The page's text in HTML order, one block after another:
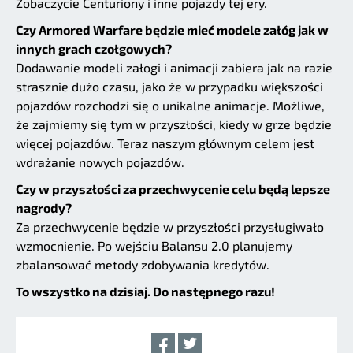
Czy Armored Warfare będzie mieć modele załóg jak w
innych grach czołgowych?
Dodawanie modeli załogi i animacji zabiera jak na razie
strasznie dużo czasu, jako że w przypadku większości
pojazdów rozchodzi się o unikalne animacje. Możliwe,
że zajmiemy się tym w przyszłości, kiedy w grze będzie
więcej pojazdów. Teraz naszym głównym celem jest
wdrażanie nowych pojazdów.
Czy w przyszłości za przechwycenie celu będą lepsze
nagrody?
Za przechwycenie będzie w przyszłości przysługiwało
wzmocnienie. Po wejściu Balansu 2.0 planujemy
zbalansować metody zdobywania kredytów.
To wszystko na dzisiaj. Do następnego razu!